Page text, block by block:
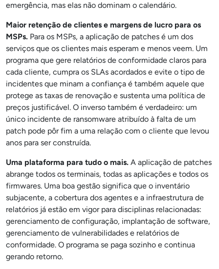
emergência, mas elas não dominam o calendário.
Maior retenção de clientes e margens de lucro para os
MSPs. Para os MSPs, a aplicação de patches é um dos
serviços que os clientes mais esperam e menos veem. Um
programa que gere relatórios de conformidade claros para
cada cliente, cumpra os SLAs acordados e evite o tipo de
incidentes que minam a confiança é também aquele que
protege as taxas de renovação e sustenta uma política de
preços justificável. O inverso também é verdadeiro: um
único incidente de ransomware atribuído à falta de um
patch pode pôr fim a uma relação com o cliente que levou
anos para ser construída.
Uma plataforma para tudo o mais. A aplicação de patches
abrange todos os terminais, todas as aplicações e todos os
firmwares. Uma boa gestão significa que o inventário
subjacente, a cobertura dos agentes e a infraestrutura de
relatórios já estão em vigor para disciplinas relacionadas:
gerenciamento de configuração, implantação de software,
gerenciamento de vulnerabilidades e relatórios de
conformidade. O programa se paga sozinho e continua
gerando retorno.